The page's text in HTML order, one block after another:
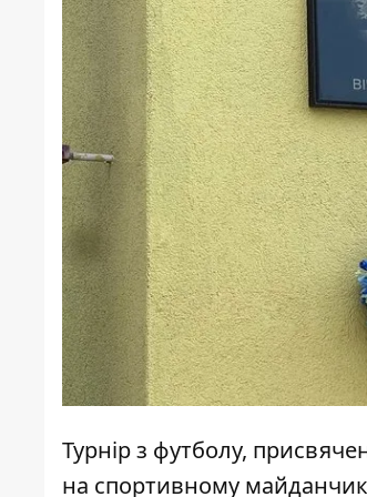
Турнір з футболу,
на спортивному